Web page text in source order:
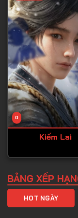
0
Kiếm Lai
BẢNG XẾP
HOT NGÀY